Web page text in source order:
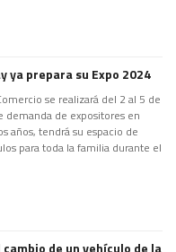
ya prepara su Expo 2024
se realizará del 2 al 5 de
demanda de expositores en
años, tendrá su espacio de
para toda la familia durante el